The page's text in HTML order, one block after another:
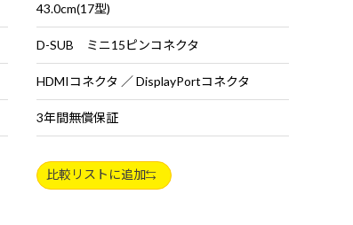
43.0cm(17型)
D-SUB ミニ15ピンコネクタ
HDMIコネクタ ／ DisplayPortコネクタ
3年間無償保証
比較リストに追加